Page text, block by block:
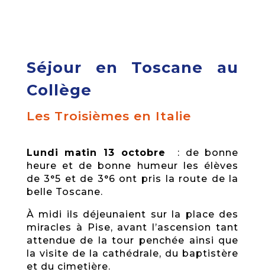
Séjour en Toscane au
Collège
Les Troisièmes en Italie
Lundi matin 13 octobre
: de bonne
heure et de bonne humeur les élèves
de 3°5 et de 3°6 ont pris la route de la
belle Toscane.
À midi ils déjeunaient sur la place des
miracles à Pise, avant l’ascension tant
attendue de la tour penchée ainsi que
la visite de la cathédrale, du baptistère
et du cimetière.